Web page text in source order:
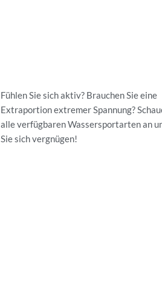
Fühlen Sie sich aktiv? Brauchen Sie eine
Extraportion extremer Spannung?
alle verfügbaren Wassersportarten an
Sie sich vergnügen!